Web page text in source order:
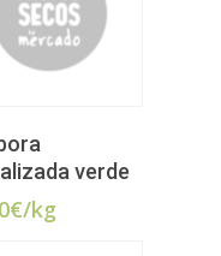
verde
€/kg